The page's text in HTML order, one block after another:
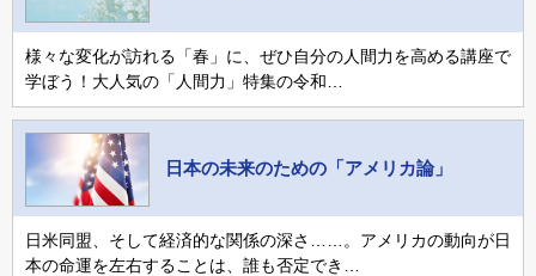
様々な変化が訪れる「春」に、ぜひ自分の人間力を高める講座で
学ぼう！大人気の「人間力」特集の令和…
日本の未来のための「アメリカ論」
日米同盟、そして経済的な関係の深さ……。アメリカの動向が日
本の命運を左右することは、誰も否定でき…